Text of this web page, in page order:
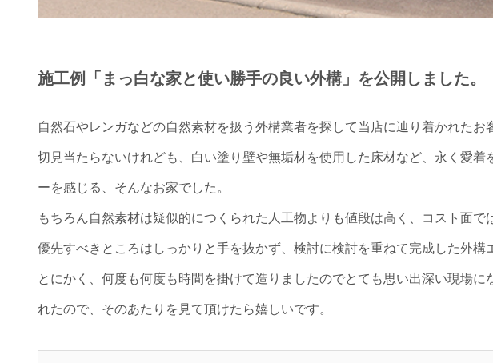
施工例「まっ白な家と使い勝手の良い外構」を公開しました。
自然石やレンガなどの自然素材を扱う外構業者を探して当店に辿り着かれた
切見当たらないけれども、白い塗り壁や無垢材を使用した床材など、永く愛
ーを感じる、そんなお家でした。
もちろん自然素材は疑似的につくられた人工物よりも値段は高く、コスト面で
優先すべきところはしっかりと手を抜かず、検討に検討を重ねて完成した外構
とにかく、何度も何度も時間を掛けて造りましたのでとても思い出深い現場に
れたので、そのあたりを見て頂けたら嬉しいです。